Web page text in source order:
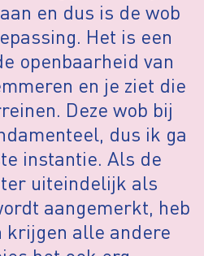
en dus is de wob
Het is een
openbaarheid van
en je ziet die
Deze wob bij
dus ik ga
instantie. Als de
uiteindelijk als
aangemerkt, heb
krijgen alle andere